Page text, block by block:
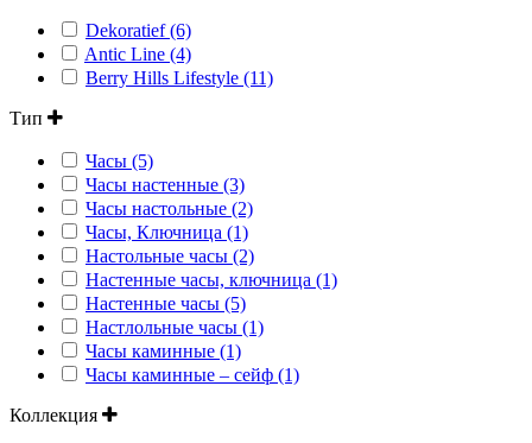
Dekoratief (6)
Antic Line (4)
Berry Hills Lifestyle (11)
Тип
Часы (5)
Часы настенные (3)
Часы настольные (2)
Часы, Ключница (1)
Настольные часы (2)
Настенные часы, ключница (1)
Настенные часы (5)
Настлольные часы (1)
Часы каминные (1)
Часы каминные – сейф (1)
Коллекция